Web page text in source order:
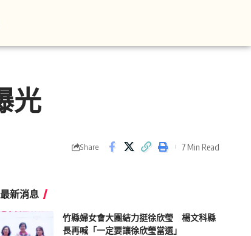
光
Share 7 Min Read
最新消息
竹縣婦女會大團結力挺徐欣瑩 楊文科縣
長再喊「一定要讓徐欣瑩當選」